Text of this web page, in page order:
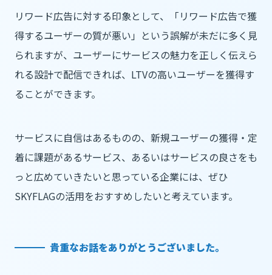
リワード広告に対する印象として、「リワード広告で獲
得するユーザーの質が悪い」という誤解が未だに多く見
られますが、ユーザーにサービスの魅力を正しく伝えら
れる設計で配信できれば、LTVの高いユーザーを獲得す
ることができます。
サービスに自信はあるものの、新規ユーザーの獲得・定
着に課題があるサービス、あるいはサービスの良さをも
っと広めていきたいと思っている企業には、ぜひ
SKYFLAGの活用をおすすめしたいと考えています。
貴重なお話をありがとうございました。